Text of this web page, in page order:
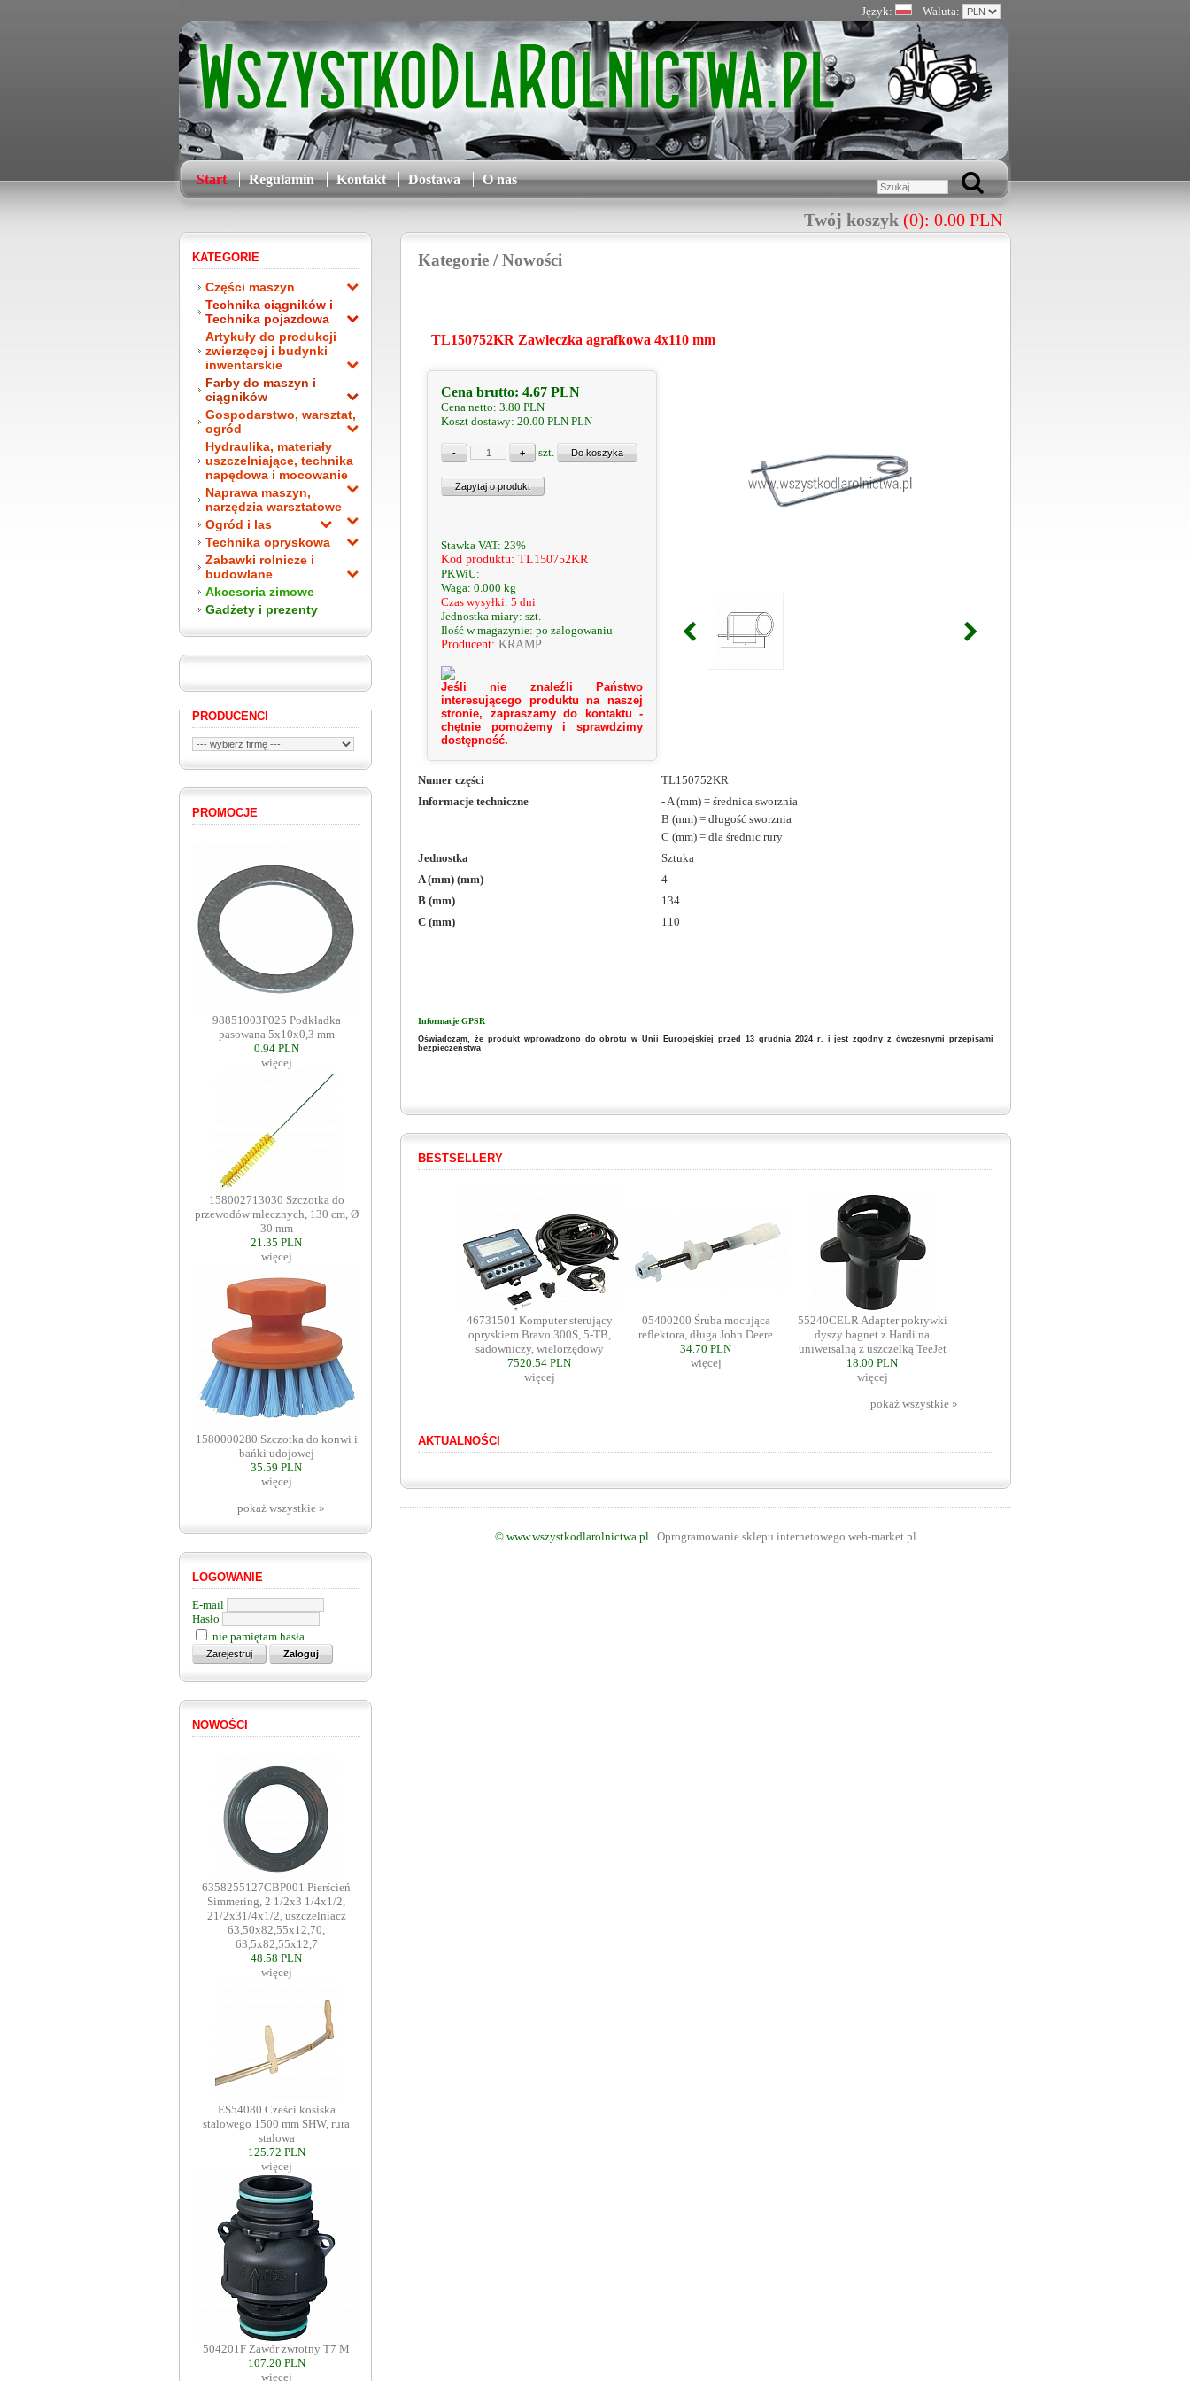
Język: Waluta:
Start Regulamin Kontakt Dostawa O nas
Twój koszyk (0): 0.00 PLN
KATEGORIE
Części maszyn
Technika ciągników i
Technika pojazdowa
Artykuły do produkcji
zwierzęcej i budynki
inwentarskie
Farby do maszyn i
ciągników
Gospodarstwo, warsztat,
ogród
Hydraulika, materiały
uszczelniające, technika
napędowa i mocowanie
Naprawa maszyn,
narzędzia warsztatowe
Ogród i las
Technika opryskowa
Zabawki rolnicze i
budowlane
Akcesoria zimowe
Gadżety i prezenty
PRODUCENCI
PROMOCJE
98851003P025 Podkładka
pasowana 5x10x0,3 mm
0.94 PLN
więcej
158002713030 Szczotka do
przewodów mlecznych, 130 cm, Ø
30 mm
21.35 PLN
więcej
1580000280 Szczotka do konwi i
bańki udojowej
35.59 PLN
więcej
pokaż wszystkie »
LOGOWANIE
E-mail
Hasło
nie pamiętam hasła
NOWOŚCI
6358255127CBP001 Pierścień
Simmering, 2 1/2x3 1/4x1/2,
21/2x31/4x1/2, uszczelniacz
63,50x82,55x12,70,
63,5x82,55x12,7
48.58 PLN
więcej
ES54080 Cześci kosiska
stalowego 1500 mm SHW, rura
stalowa
125.72 PLN
więcej
504201F Zawór zwrotny T7 M
107.20 PLN
więcej
Kategorie / Nowości
TL150752KR Zawleczka agrafkowa 4x110 mm
Cena brutto: 4.67 PLN
Cena netto: 3.80 PLN
Koszt dostawy: 20.00 PLN PLN
szt.
Stawka VAT: 23%
Kod produktu: TL150752KR
PKWiU:
Waga: 0.000 kg
Czas wysyłki: 5 dni
Jednostka miary: szt.
Ilość w magazynie: po zalogowaniu
Producent: KRAMP
Jeśli nie znaleźli Państwo
interesującego produktu na naszej
stronie, zapraszamy do kontaktu -
chętnie pomożemy i sprawdzimy
dostępność.
Numer części
TL150752KR
Informacje techniczne
- A (mm) = średnica sworznia
B (mm) = długość sworznia
C (mm) = dla średnic rury
Jednostka
Sztuka
A (mm) (mm)
4
B (mm)
134
C (mm)
110
Informacje GPSR
Oświadczam, że produkt wprowadzono do obrotu w Unii Europejskiej przed 13 grudnia 2024 r. i jest zgodny z ówczesnymi przepisami
bezpieczeństwa
BESTSELLERY
46731501 Komputer sterujący
opryskiem Bravo 300S, 5-TB,
sadowniczy, wielorzędowy
7520.54 PLN
więcej
05400200 Śruba mocująca
reflektora, długa John Deere
34.70 PLN
więcej
55240CELR Adapter pokrywki
dyszy bagnet z Hardi na
uniwersalną z uszczelką TeeJet
18.00 PLN
więcej
pokaż wszystkie »
AKTUALNOŚCI
© www.wszystkodlarolnictwa.pl Oprogramowanie sklepu internetowego web-market.pl